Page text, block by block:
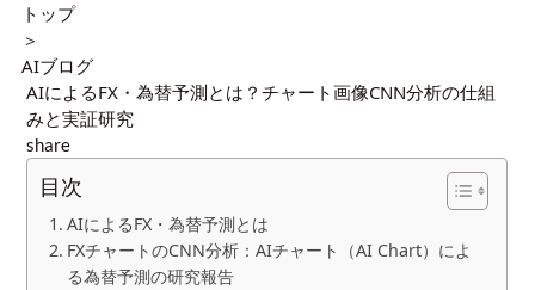
トップ
＞
AIブログ
AIによるFX・為替予測とは？チャート画像CNN分析の仕組
みと実証研究
share
目次
AIによるFX・為替予測とは
FXチャートのCNN分析：AIチャート（AI Chart）によ
る為替予測の研究報告